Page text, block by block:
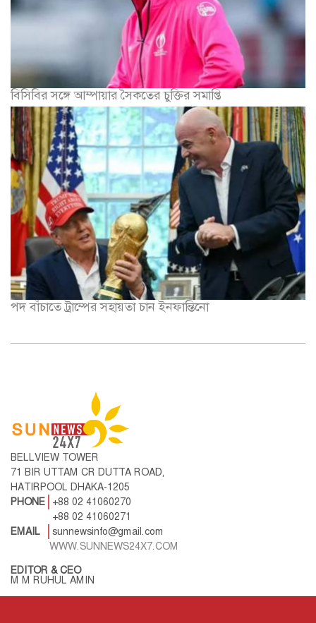
বিসিবির সঙ্গে আম্পায়ার সৈকতের চুক্তির সমাপ্তি
পদ বাঁচাতে ট্রাম্পের সহায়তা চান ইনফান্তিনো
BELLVIEW TOWER
71 BIR UTTAM CR DUTTA ROAD,
HATIRPOOL DHAKA-1205
PHONE
+88 02 41060270
+88 02 41060271
EMAIL
sunnewsinfo@gmail.com
WWW.SUNNEWS24X7.COM
EDITOR & CEO
M M RUHUL AMIN